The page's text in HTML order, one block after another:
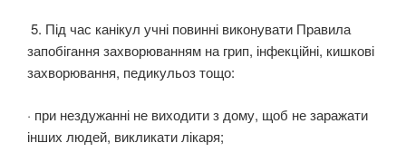
5. Під час канікул учні повинні виконувати Правила
запобігання захворюванням на грип, інфекційні, кишкові
захворювання, педикульоз тощо:
· при нездужанні не виходити з дому, щоб не заражати
інших людей, викликати лікаря;